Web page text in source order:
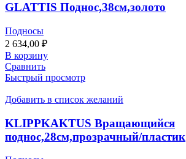
GLATTIS Поднос,38см,золото
Подносы
2 634,00 ₽
В корзину
Сравнить
Быстрый просмотр
Добавить в список желаний
KLIPPKAKTUS Вращающийся
поднос,28см,прозрачный/пластик